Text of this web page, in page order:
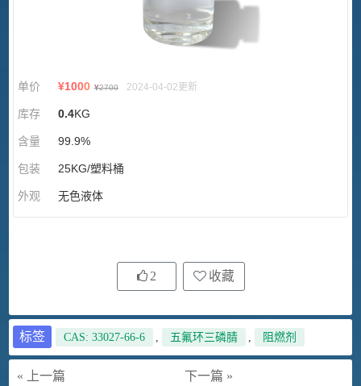
单价 ¥1000 ¥2700 2024-04-02更新
库存 0.4KG
含量 99.9%
包装 25KG/塑料桶
外观 无色液体
2 收藏
标签 CAS: 33027-66-6 , 五氟环三磷腈 , 阻燃剂
« 上一篇
下一篇 »